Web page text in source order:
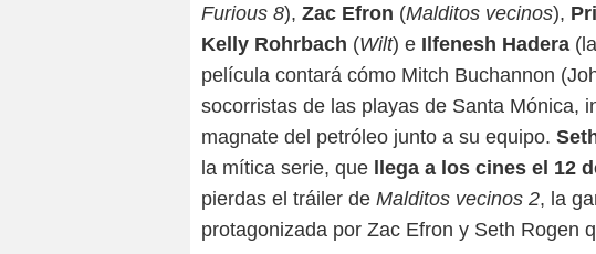
Furious 8), Zac Efron (Malditos vecinos),
Kelly Rohrbach (Wilt) e Ilfenesh Hadera
película contará cómo Mitch Buchannon
socorristas de las playas de Santa Mónica,
magnate del petróleo junto a su equipo.
la mítica serie, que llega a los cines el 12
pierdas el tráiler de Malditos vecinos 2, la
protagonizada por Zac Efron y Seth Rogen